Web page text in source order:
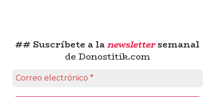
## Suscríbete a lanewslettersemanal
de Donostitik.com